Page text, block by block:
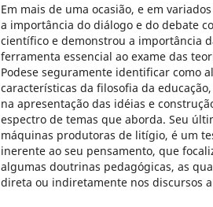
Em mais de uma ocasião, e em
a importância do diálogo e do debate
científico e demonstrou a importância
ferramenta essencial ao exame das
Podese seguramente identificar como
características da filosofia da
na apresentação das idéias e
espectro de temas que aborda. Seu
máquinas produtoras de litígio, é um
inerente ao seu pensamento, que
algumas doutrinas pedagógicas, as
direta ou indiretamente nos discursos